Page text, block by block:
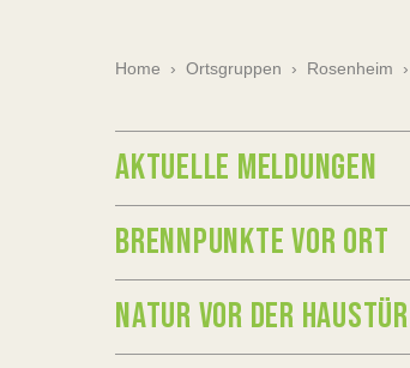
Home › Ortsgruppen › Rosenheim ›
AKTUELLE MELDUNGEN
BRENNPUNKTE VOR ORT
NATUR VOR DER HAUSTÜR